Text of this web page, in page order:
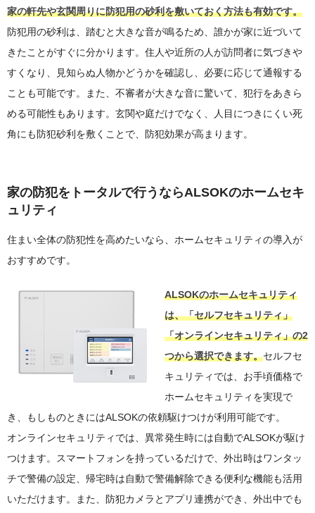
家の軒先や玄関周りに防犯用の砂利を敷いておく方法も有効です。
防犯用の砂利は、踏むと大きな音が鳴るため、誰かが家に近づいて
きたことがすぐに分かります。住人や近所の人が訪問者に気づきや
すくなり、見知らぬ人物かどうかを確認し、必要に応じて通報する
ことも可能です。また、不審者が大きな音に驚いて、犯行をあきら
める可能性もあります。玄関や庭だけでなく、人目につきにくい死
角にも防犯砂利を敷くことで、防犯効果が高まります。
家の防犯をトータルで行うならALSOKのホームセキ
ュリティ
住まい全体の防犯性を高めたいなら、ホームセキュリティの導入が
おすすめです。
ALSOKのホームセキュリティ
は、「セルフセキュリティ」
「オンラインセキュリティ」の2
つから選択できます。セルフセ
キュリティでは、お手頃価格で
ホームセキュリティを実現で
き、もしものときにはALSOKの依頼駆けつけが利用可能です。
オンラインセキュリティでは、異常発生時には自動でALSOKが駆け
つけます。スマートフォンを持っているだけで、外出時はワンタッ
チで警備の設定、帰宅時は自動で警備解除できる便利な機能も活用
いただけます。また、防犯カメラとアプリ連携ができ、外出中でも